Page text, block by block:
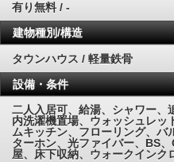
有り無料 / -
建物種別/構造
タウンハウス / 軽量鉄骨
設備・条件
二人入居可、給湯、シャワー、
内洗濯機置場、ウォッシュレッ
ムキッチン、フローリング、バ
ターホン、光ファイバー、BS
屋、床下収納、ウォークインク